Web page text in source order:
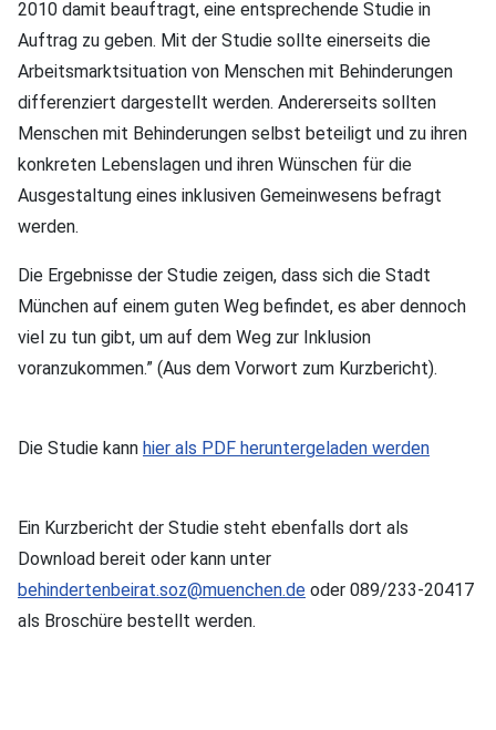
2010 damit beauftragt, eine entsprechende Studie in
Auftrag zu geben. Mit der Studie sollte einerseits die
Arbeitsmarktsituation von Menschen mit Behinderungen
differenziert dargestellt werden. Andererseits sollten
Menschen mit Behinderungen selbst beteiligt und zu ihren
konkreten Lebenslagen und ihren Wünschen für die
Ausgestaltung eines inklusiven Gemeinwesens befragt
werden.
Die Ergebnisse der Studie zeigen, dass sich die Stadt
München auf einem guten Weg befindet, es aber dennoch
viel zu tun gibt, um auf dem Weg zur Inklusion
voranzukommen.” (Aus dem Vorwort zum Kurzbericht).
Die Studie kann hier als PDF heruntergeladen werden
Ein Kurzbericht der Studie steht ebenfalls dort als
Download bereit oder kann unter
behindertenbeirat.soz@muenchen.de oder 089/233-20417
als Broschüre bestellt werden.